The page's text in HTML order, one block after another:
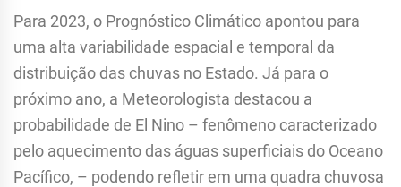
Para 2023, o Prognóstico Climático apontou para
uma alta variabilidade espacial e temporal da
distribuição das chuvas no Estado. Já para o
próximo ano, a Meteorologista destacou a
probabilidade de El Nino – fenômeno caracterizado
pelo aquecimento das águas superficiais do Oceano
Pacífico, – podendo refletir em uma quadra chuvosa